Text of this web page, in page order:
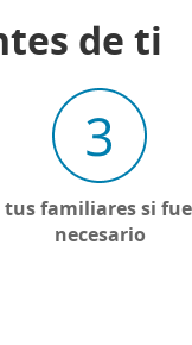
de ti
tus familiares si
necesario